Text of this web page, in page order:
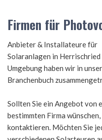
Firmen für
Anbieter & Installateure für
Solaranlagen in Herrischried
Umgebung haben wir in
Branchenbuch
Sollten Sie ein Angebot von
bestimmten Firma
kontaktieren. Möchten Sie